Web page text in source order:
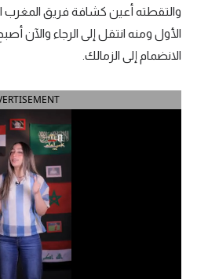
الدوري الإسباني
الدوري السعودي للمحترفين
والتقطته أعين كشافة فريق المغرب
الأول ومنه انتقل إلى الرجاء والآن
الانضمام إلى الزمالك.